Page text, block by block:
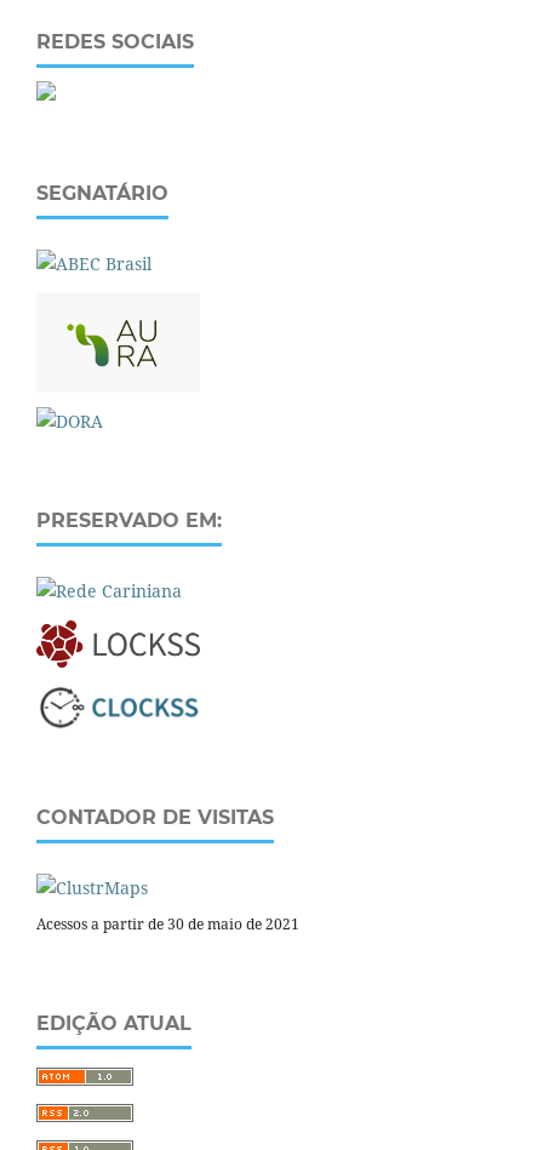
REDES SOCIAIS
SEGNATÁRIO
PRESERVADO EM:
CONTADOR DE VISITAS
Acessos a partir de 30 de maio de 2021
EDIÇÃO ATUAL